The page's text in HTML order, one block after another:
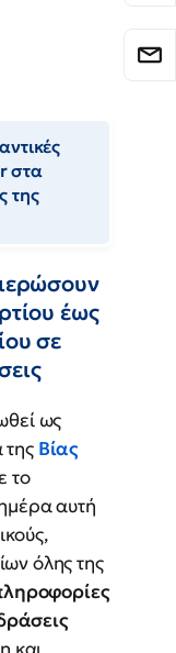
στα
της
έως
σε
ως
Βίας
το
αυτή
όλης της